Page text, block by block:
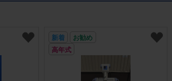
新着
お勧め
高年式